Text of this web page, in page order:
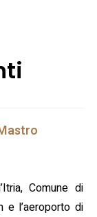
Comune di
e l’aeroporto di